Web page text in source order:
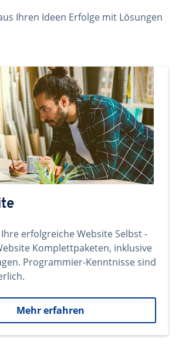
Ihren Ideen Erfolge mit Lösungen
erfolgreiche Website Selbst -
Komplettpaketen, inklusive
Programmier-Kenntnisse sind
Mehr erfahren